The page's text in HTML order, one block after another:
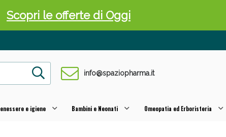
info@spaziopharma.it
e igiene Bambini e Neonati Omeopatia ed Erboristeria
Sconti fino al 55% validi solo per OGGI!